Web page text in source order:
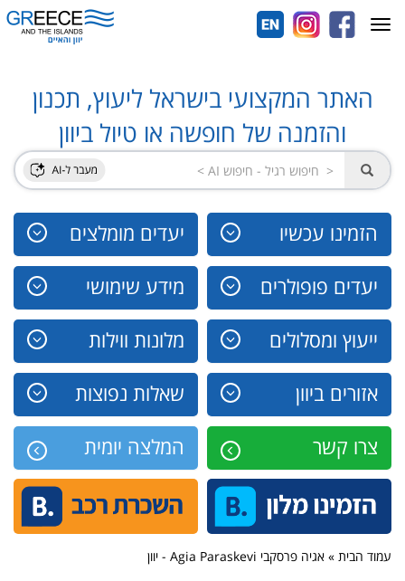
האתר המקצועי בישראל ליעוץ, תכנון
והזמנה של חופשה או טיול ביוון
הזמינו עכשיו יעדים מומלצים
יעדים פופולרים מידע שימושי
ייעוץ ומסלולים מלונות ווילות
אזורים ביוון שאלות נפוצות
צרו קשר המלצה יומית
Toggle
navigation
עמוד הבית » אגיה פרסקבי Agia Paraskevi - יוון